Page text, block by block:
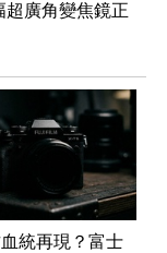
超廣角變焦鏡正
統再現？富士